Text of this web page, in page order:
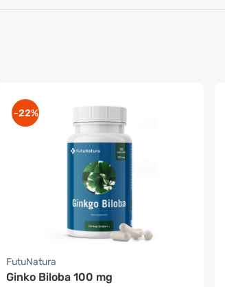
-22%
FutuNatura
Ginko Biloba 100 mg